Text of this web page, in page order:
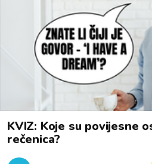
KVIZ: Koje su povijesne
rečenica?